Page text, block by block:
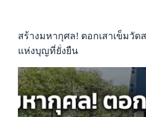
สร้างมหากุศล! ตอกเสาเข็มวัด
แห่งบุญที่ยั่งยืน